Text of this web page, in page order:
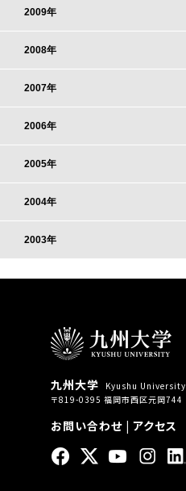
2009年
2008年
2007年
2006年
2005年
2004年
2003年
九州大学
Kyushu University
〒819-0395 福岡市西区元岡744
お問い合わせ |アクセス